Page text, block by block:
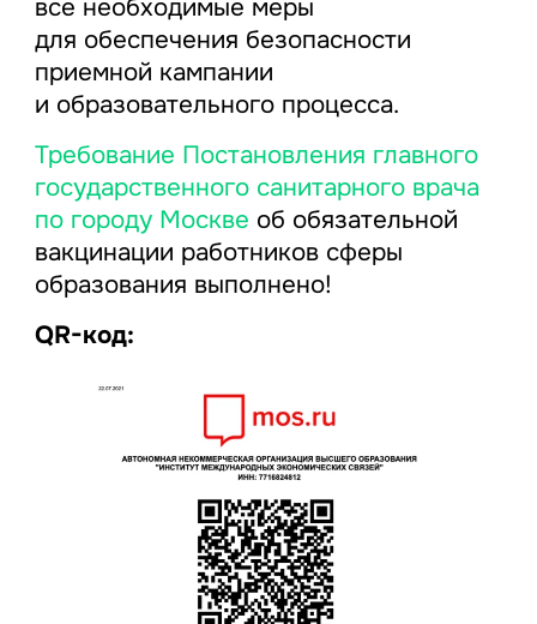
все необходимые меры
для обеспечения безопасности
приемной кампании
и образовательного процесса.
Требование Постановления главного
государственного санитарного врача
по городу Москве об обязательной
вакцинации работников сферы
образования выполнено!
QR-код: